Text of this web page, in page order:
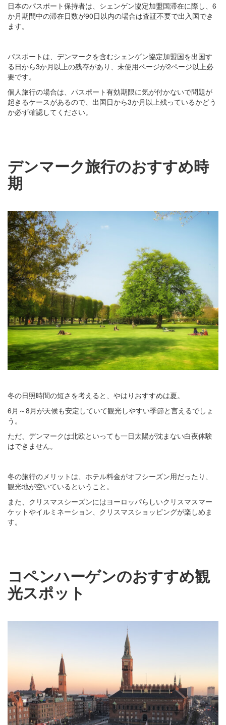
日本のパスポート保持者は、シェンゲン協定加盟国滞在に際し、6
か月期間中の滞在日数が90日以内の場合は査証不要で出入国でき
ます。
パスポートは、デンマークを含むシェンゲン協定加盟国を出国す
る日から3か月以上の残存があり、未使用ページが2ページ以上必
要です。
個人旅行の場合は、パスポート有効期限に気が付かないで問題が
起きるケースがあるので、出国日から3か月以上残っているかどう
か必ず確認してください。
デンマーク旅行のおすすめ時
期
冬の日照時間の短さを考えると、やはりおすすめは夏。
6月～8月が天候も安定していて観光しやすい季節と言えるでしょ
う。
ただ、デンマークは北欧といっても一日太陽が沈まない白夜体験
はできません。
冬の旅行のメリットは、ホテル料金がオフシーズン用だったり、
観光地が空いているということ。
また、クリスマスシーズンにはヨーロッパらしいクリスマスマー
ケットやイルミネーション、クリスマスショッピングが楽しめま
す。
コペンハーゲンのおすすめ観
光スポット